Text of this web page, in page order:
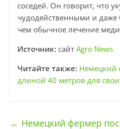
соседей. Он говорит, что
чудодейственными и
чем обычное лечение
Источник: сайт Agro News
Читайте также: Немецкий
длиной 40 метров для
← Немецкий фермер